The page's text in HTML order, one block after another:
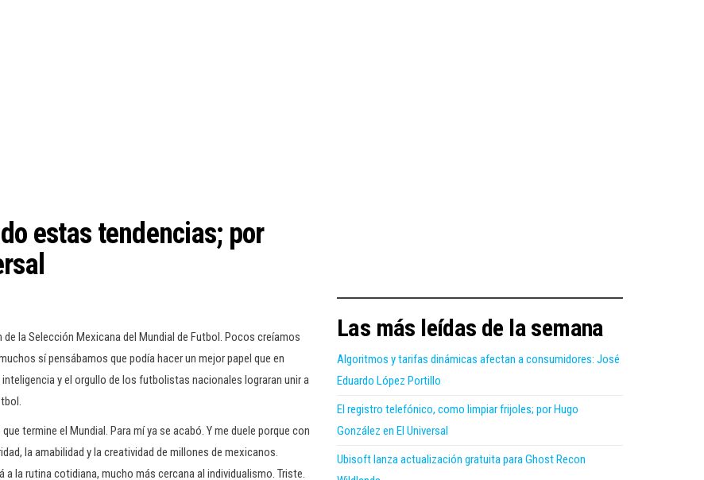
estas tendencias; por
la Selección Mexicana del Mundial de Futbol. Pocos creíamos
sí pensábamos que podía hacer un mejor papel que en
y el orgullo de los futbolistas nacionales lograran unir a
termine el Mundial. Para mí ya se acabó. Y me duele porque con
la amabilidad y la creatividad de millones de mexicanos.
la rutina cotidiana, mucho más cercana al individualismo. Triste.
Las más leídas de la semana
Algoritmos y tarifas dinámicas afectan a consumidores: José
Eduardo López Portillo
El registro telefónico, como limpiar frijoles; por Hugo
González en El Universal
Ubisoft lanza actualización gratuita para Ghost Recon